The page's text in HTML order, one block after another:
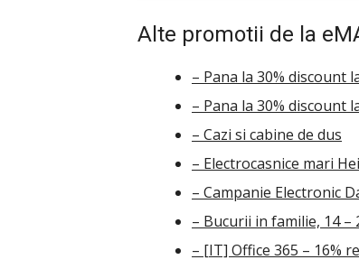
Alte promotii de la
– Pana la 30% discount
– Pana la 30% discount
– Cazi si cabine de dus
– Electrocasnice mari
– Campanie Electronic
– Bucurii in familie, 14 –
– [IT] Office 365 – 16%